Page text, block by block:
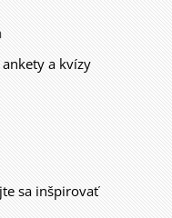
a kvízy
sa inšpirovať